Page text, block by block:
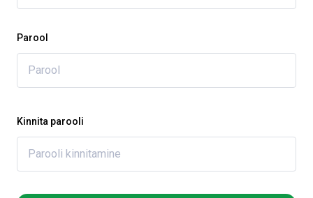
Parool
Kinnita parooli